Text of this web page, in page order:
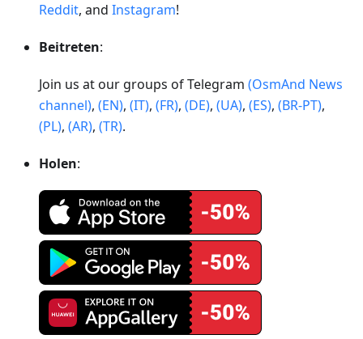
Reddit, and Instagram!
Beitreten:
Join us at our groups of Telegram (OsmAnd News
channel), (EN), (IT), (FR), (DE), (UA), (ES), (BR-PT),
(PL), (AR), (TR).
Holen: